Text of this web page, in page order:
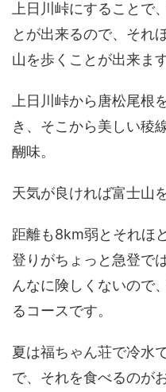
上日川峠にすることで
とが出来るので、それ
山を歩くことが出来ます
上日川峠から唐松尾根
き、そこから美しい稜
醐味。
天気が良ければ富士山
距離も8km弱とそれほ
登りがちょっと急登で
んなに険しくないので
るコースです。
夏は福ちゃん荘で冷水
で、それを食べるのが